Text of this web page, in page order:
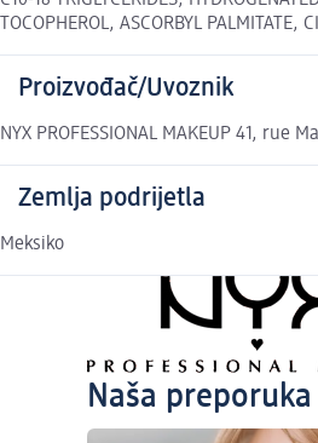
TOCOPHEROL, ASCORBYL
Proizvođač/Uvoznik
NYX PROFESSIONAL MAKEUP 41,
Zemlja podrijetla
Meksiko
Naša preporuka